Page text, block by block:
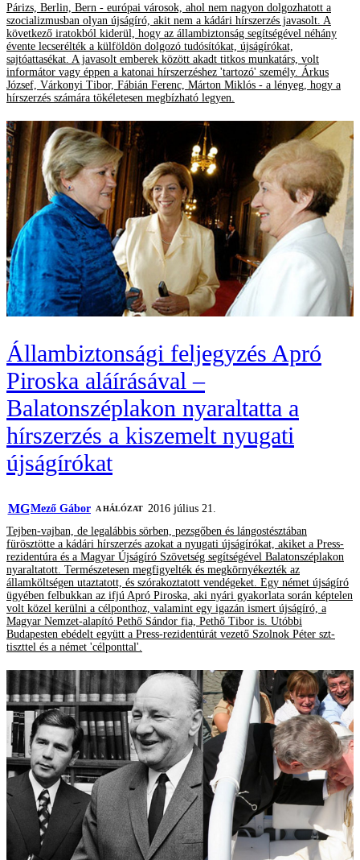
Párizs, Berlin, Bern - európai városok, ahol nem nagyon dolgozhatott a
szocializmusban olyan újságíró, akit nem a kádári hírszerzés javasolt. A
következő iratokból kiderül, hogy az állambiztonság segítségével néhány
évente lecserélték a külföldön dolgozó tudósítókat, újságírókat,
sajtóattasékat. A javasolt emberek között akadt titkos munkatárs, volt
informátor vagy éppen a katonai hírszerzéshez 'tartozó' személy. Árkus
József, Várkonyi Tibor, Fábián Ferenc, Márton Miklós - a lényeg, hogy a
hírszerzés számára tökéletesen megbízható legyen.
Állambiztonsági feljegyzés Apró
Piroska aláírásával –
Balatonszéplakon nyaraltatta a
hírszerzés a kiszemelt nyugati
újságírókat
MGMező Gábor A HÁLÓZAT
2016 július 21.
Tejben-vajban, de legalábbis sörben, pezsgőben és lángostésztában
fürösztötte a kádári hírszerzés azokat a nyugati újságírókat, akiket a Press-
rezidentúra és a Magyar Újságíró Szövetség segítségével Balatonszéplakon
nyaraltatott. Természetesen megfigyelték és megkörnyékezték az
államköltségen utaztatott, és szórakoztatott vendégeket. Egy német újságíró
ügyében felbukkan az ifjú Apró Piroska, aki nyári gyakorlata során képtelen
volt közel kerülni a célponthoz, valamint egy igazán ismert újságíró, a
Magyar Nemzet-alapító Pethő Sándor fia, Pethő Tibor is. Utóbbi
Budapesten ebédelt együtt a Press-rezidentúrát vezető Szolnok Péter szt-
tiszttel és a német 'célponttal'.